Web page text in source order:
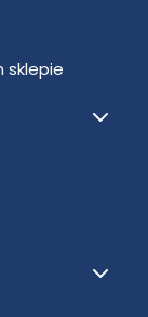
sklepie